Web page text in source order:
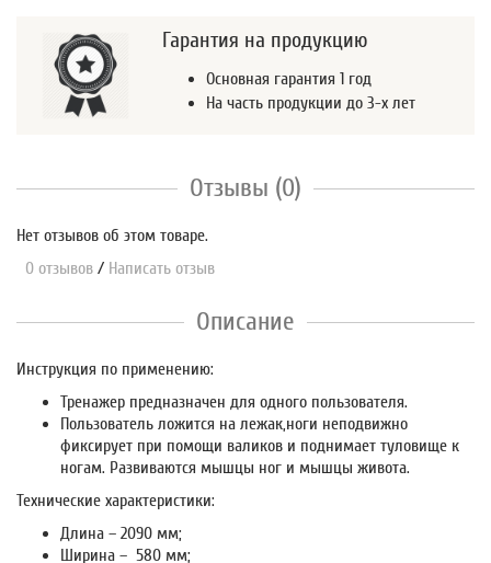
Гарантия на продукцию
Основная гарантия 1 год
На часть продукции до 3-х лет
Отзывы (0)
Нет отзывов об этом товаре.
0 отзывов / Написать отзыв
Описание
Инструкция по применению:
Тренажер предназначен для одного пользователя.
Пользователь ложится на лежак,ноги неподвижно
фиксирует при помощи валиков и поднимает туловище к
ногам. Развиваются мышцы ног и мышцы живота.
Технические характеристики:
Длина – 2090 мм;
Ширина – 580 мм;